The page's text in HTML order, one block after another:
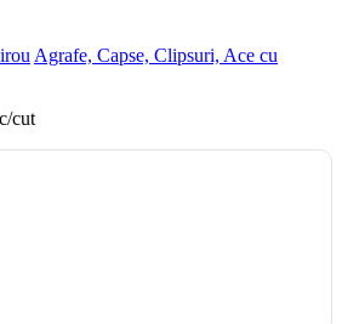
Agrafe, Capse, Clipsuri, Ace cu
cut